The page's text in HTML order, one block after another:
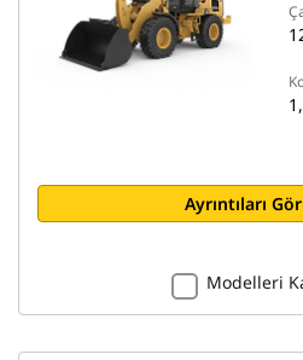
Ayrıntıları
Modelleri